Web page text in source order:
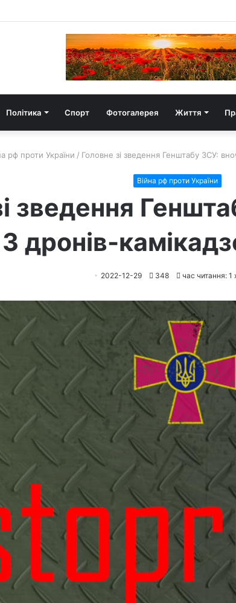
Політика Спорт Фотогалерея Життя
рф проти України / Головне зі зведення Генштабу ЗСУ:
Війна рф проти України
зведення
дронів-
2022-12-29 348 час читання: 1